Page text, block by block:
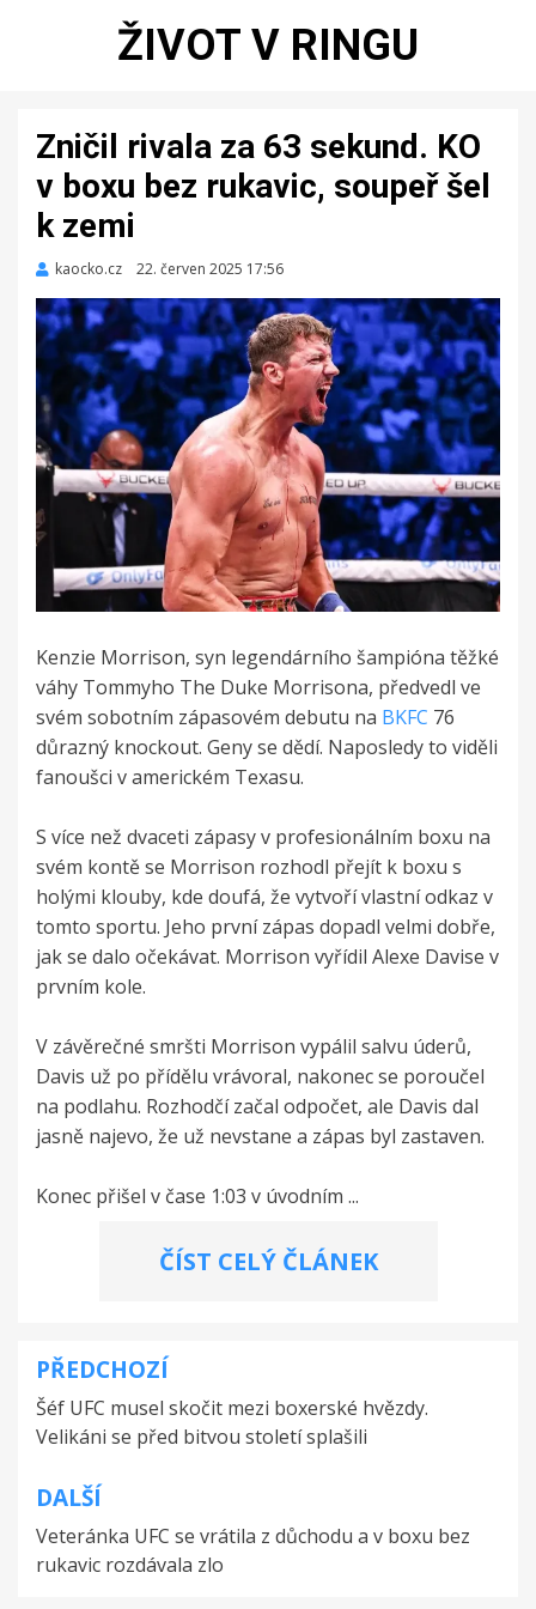
ŽIVOT V RINGU
Zničil rivala za 63 sekund. KO
v boxu bez rukavic, soupeř šel
k zemi
kaocko.cz
Zveřejněno
22. červen 2025 17:56
Kenzie Morrison, syn legendárního šampióna těžké
váhy Tommyho The Duke Morrisona, předvedl ve
svém sobotním zápasovém debutu na BKFC 76
důrazný knockout. Geny se dědí. Naposledy to viděli
fanoušci v americkém Texasu.
S více než dvaceti zápasy v profesionálním boxu na
svém kontě se Morrison rozhodl přejít k boxu s
holými klouby, kde doufá, že vytvoří vlastní odkaz v
tomto sportu. Jeho první zápas dopadl velmi dobře,
jak se dalo očekávat. Morrison vyřídil Alexe Davise v
prvním kole.
V závěrečné smršti Morrison vypálil salvu úderů,
Davis už po přídělu vrávoral, nakonec se poroučel
na podlahu. Rozhodčí začal odpočet, ale Davis dal
jasně najevo, že už nevstane a zápas byl zastaven.
Konec přišel v čase 1:03 v úvodním ...
ČÍST CELÝ ČLÁNEK
Navigace
pro
příspěvek
PŘEDCHOZÍ
Šéf UFC musel skočit mezi boxerské hvězdy.
Velikáni se před bitvou století splašili
DALŠÍ
Veteránka UFC se vrátila z důchodu a v boxu bez
rukavic rozdávala zlo